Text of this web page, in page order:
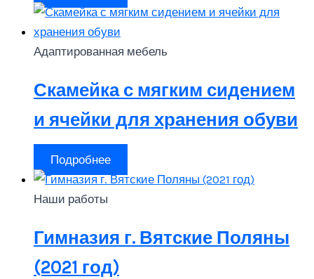
Адаптированная мебель
Скамейка с мягким сидением
и ячейки для хранения обуви
Подробнее
Наши работы
Гимназия г. Вятские Поляны
(2021 год)